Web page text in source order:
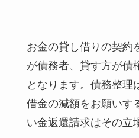
お金の貸し借りの契約
が債務者、貸す方が債
となります。債務整理
借金の減額をお願いす
い金返還請求はその立